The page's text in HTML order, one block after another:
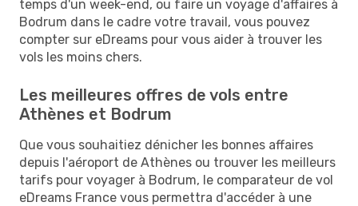
temps d'un week-end, ou faire un voyage d'affaires à
Bodrum dans le cadre votre travail, vous pouvez
compter sur eDreams pour vous aider à trouver les
vols les moins chers.
Les meilleures offres de vols entre
Athènes et Bodrum
Que vous souhaitiez dénicher les bonnes affaires
depuis l'aéroport de Athènes ou trouver les meilleurs
tarifs pour voyager à Bodrum, le comparateur de vol
eDreams France vous permettra d'accéder à une